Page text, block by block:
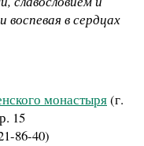
воспевая в сердцах
монастыря(г.
15
86-40)